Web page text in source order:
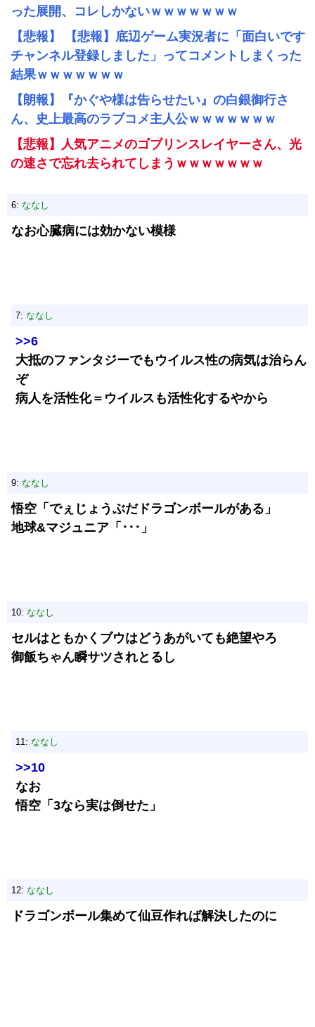
った展開、コレしかないｗｗｗｗｗｗｗ
【悲報】 【悲報】底辺ゲーム実況者に「面白いです
チャンネル登録しました」ってコメントしまくった
結果ｗｗｗｗｗｗｗ
【朗報】『かぐや様は告らせたい』の白銀御行さ
ん、史上最高のラブコメ主人公ｗｗｗｗｗｗｗ
【悲報】人気アニメのゴブリンスレイヤーさん、光
の速さで忘れ去られてしまうｗｗｗｗｗｗｗ
6: ななし
なお心臓病には効かない模様
7: ななし
>>6
大抵のファンタジーでもウイルス性の病気は治らん
ぞ
病人を活性化＝ウイルスも活性化するやから
9: ななし
悟空「でぇじょうぶだドラゴンボールがある」
地球&マジュニア「･･･」
10: ななし
セルはともかくブウはどうあがいても絶望やろ
御飯ちゃん瞬サツされとるし
11: ななし
>>10
なお
悟空「3なら実は倒せた」
12: ななし
ドラゴンボール集めて仙豆作れば解決したのに